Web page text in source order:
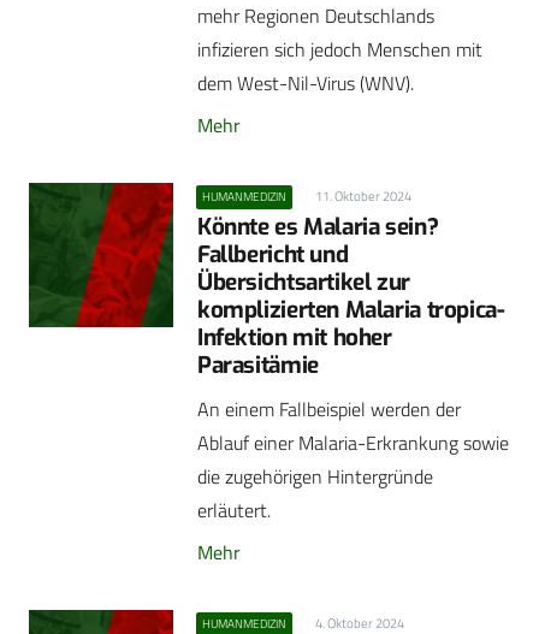
mehr Regionen Deutschlands
infizieren sich jedoch Menschen mit
dem West-Nil-Virus (WNV).
Mehr
HUMANMEDIZIN 11. Oktober 2024
Könnte es Malaria sein?
Fallbericht und
Übersichtsartikel zur
komplizierten Malaria tropica-
Infektion mit hoher
Parasitämie
An einem Fallbeispiel werden der
Ablauf einer Malaria-Erkrankung sowie
die zugehörigen Hintergründe
erläutert.
Mehr
HUMANMEDIZIN 4. Oktober 2024